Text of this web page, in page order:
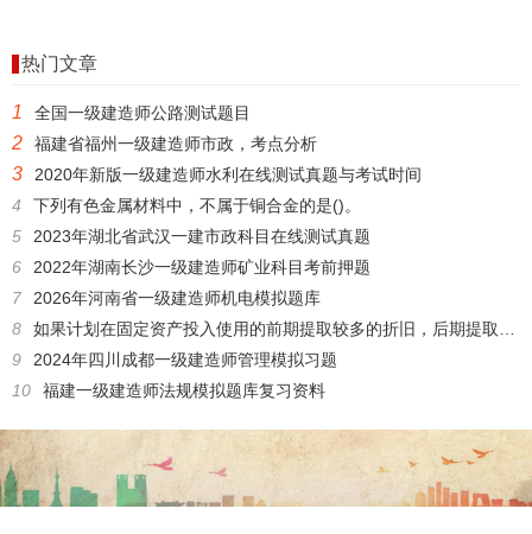
热门文章
1 全国一级建造师公路测试题目
2 福建省福州一级建造师市政，考点分析
3
2020年新版一级建造师水利在线测试真题与考试时间
4
下列有色金属材料中，不属于铜合金的是()。
5
2023年湖北省武汉一建市政科目在线测试真题
6
2022年湖南长沙一级建造师矿业科目考前押题
7
2026年河南省一级建造师机电模拟题库
8
如果计划在固定资产投入使用的前期提取较多的折旧，后期提取较少的折旧，适合采用的折旧方法有()。
9
2024年四川成都一级建造师管理模拟习题
10
福建一级建造师法规模拟题库复习资料